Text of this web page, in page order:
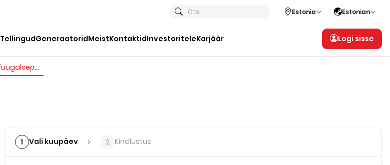
Otsi Estonia Estonian
TellingudGeneraatoridMeistKontaktidInvestoriteleKarjäär Logi sisse
Tsentrifuugalseparaator
1 Vali kuupäev 2 Kindlustus